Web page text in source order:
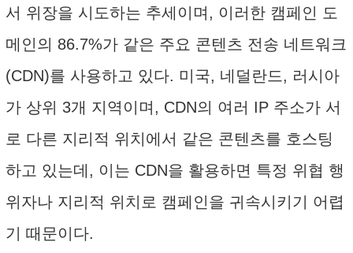
서 위장을 시도하는 추세이며, 이러한 캠페인 도
메인의 86.7%가 같은 주요 콘텐츠 전송 네트워크
(CDN)를 사용하고 있다. 미국, 네덜란드, 러시아
가 상위 3개 지역이며, CDN의 여러 IP 주소가 서
로 다른 지리적 위치에서 같은 콘텐츠를 호스팅
하고 있는데, 이는 CDN을 활용하면 특정 위협 행
위자나 지리적 위치로 캠페인을 귀속시키기 어렵
기 때문이다.